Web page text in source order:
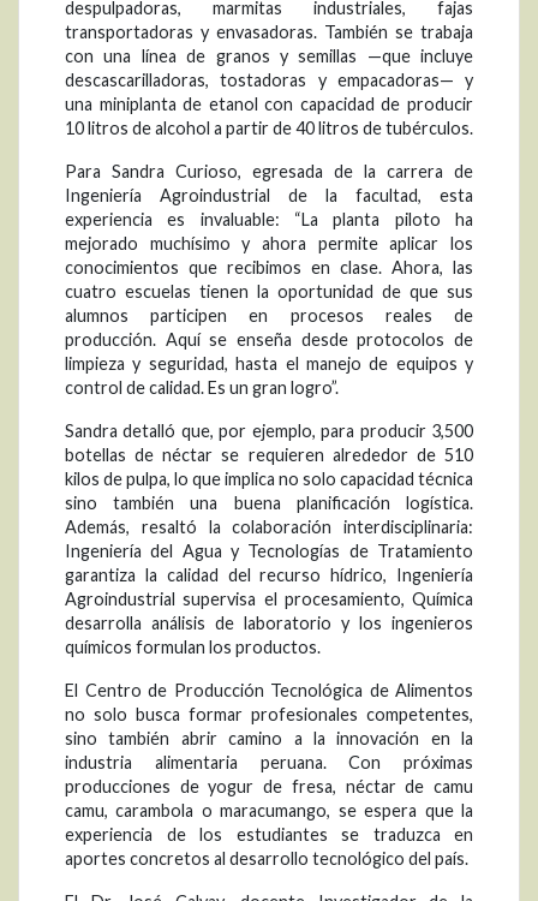
despulpadoras, marmitas industriales, fajas
transportadoras y envasadoras. También se trabaja
con una línea de granos y semillas —que incluye
descascarilladoras, tostadoras y empacadoras— y
una miniplanta de etanol con capacidad de producir
10 litros de alcohol a partir de 40 litros de tubérculos.
Para Sandra Curioso, egresada de la carrera de
Ingeniería Agroindustrial de la facultad, esta
experiencia es invaluable: “La planta piloto ha
mejorado muchísimo y ahora permite aplicar los
conocimientos que recibimos en clase. Ahora, las
cuatro escuelas tienen la oportunidad de que sus
alumnos participen en procesos reales de
producción. Aquí se enseña desde protocolos de
limpieza y seguridad, hasta el manejo de equipos y
control de calidad. Es un gran logro”.
Sandra detalló que, por ejemplo, para producir 3,500
botellas de néctar se requieren alrededor de 510
kilos de pulpa, lo que implica no solo capacidad técnica
sino también una buena planificación logística.
Además, resaltó la colaboración interdisciplinaria:
Ingeniería del Agua y Tecnologías de Tratamiento
garantiza la calidad del recurso hídrico, Ingeniería
Agroindustrial supervisa el procesamiento, Química
desarrolla análisis de laboratorio y los ingenieros
químicos formulan los productos.
El Centro de Producción Tecnológica de Alimentos
no solo busca formar profesionales competentes,
sino también abrir camino a la innovación en la
industria alimentaria peruana. Con próximas
producciones de yogur de fresa, néctar de camu
camu, carambola o maracumango, se espera que la
experiencia de los estudiantes se traduzca en
aportes concretos al desarrollo tecnológico del país.